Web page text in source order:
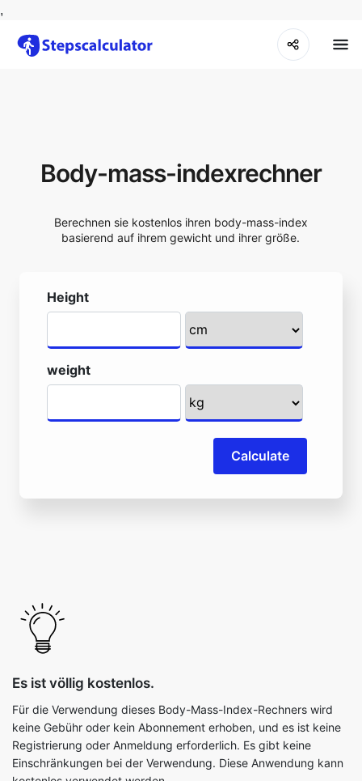
,
Body-mass-indexrechner
Berechnen sie kostenlos ihren body-mass-index
basierend auf ihrem gewicht und ihrer größe.
Height
weight
Calculate
Es ist völlig kostenlos.
Für die Verwendung dieses Body-Mass-Index-Rechners wird
keine Gebühr oder kein Abonnement erhoben, und es ist keine
Registrierung oder Anmeldung erforderlich. Es gibt keine
Einschränkungen bei der Verwendung. Diese Anwendung kann